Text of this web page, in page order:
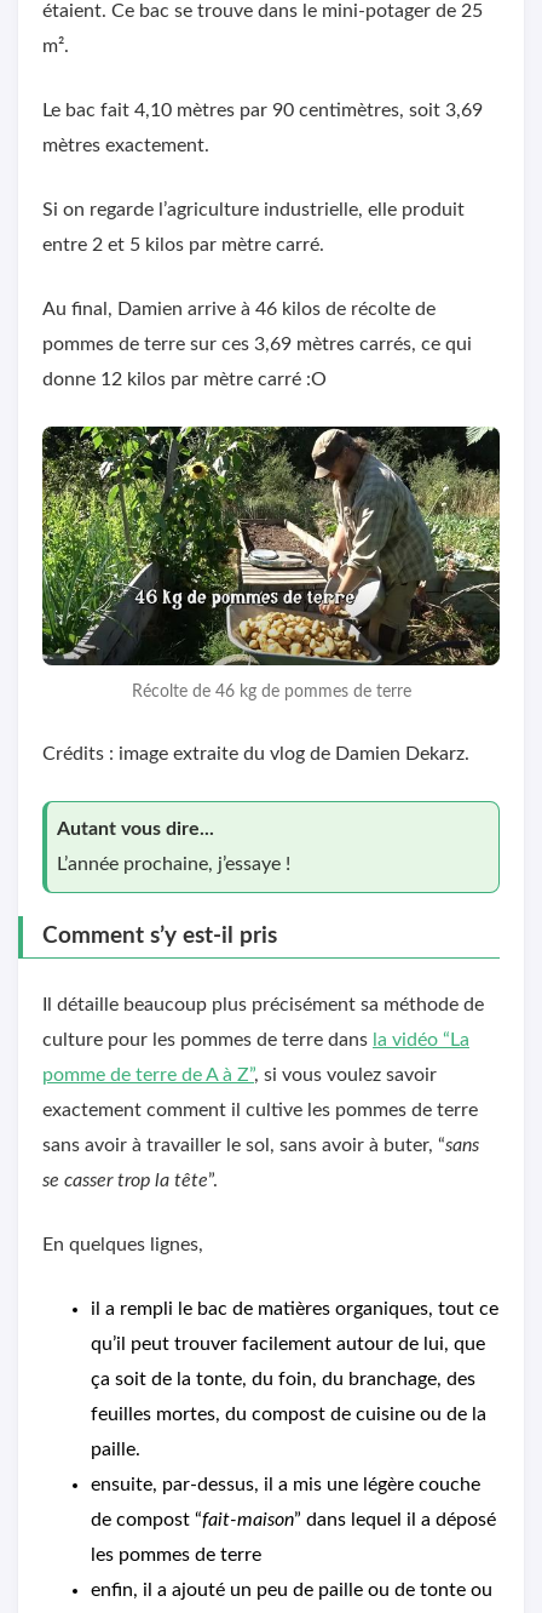
étaient. Ce bac se trouve dans le mini-potager de 25
m².
Le bac fait 4,10 mètres par 90 centimètres, soit 3,69
mètres exactement.
Si on regarde l’agriculture industrielle, elle produit
entre 2 et 5 kilos par mètre carré.
Au final, Damien arrive à 46 kilos de récolte de
pommes de terre sur ces 3,69 mètres carrés, ce qui
donne 12 kilos par mètre carré :O
Récolte de 46 kg de pommes de terre
Crédits : image extraite du vlog de Damien Dekarz.
Autant vous dire...
L’année prochaine, j’essaye !
Comment s’y est-il pris
Il détaille beaucoup plus précisément sa méthode de
culture pour les pommes de terre dans la vidéo “La
pomme de terre de A à Z”, si vous voulez savoir
exactement comment il cultive les pommes de terre
sans avoir à travailler le sol, sans avoir à buter, “sans
se casser trop la tête”.
En quelques lignes,
il a rempli le bac de matières organiques, tout ce
qu’il peut trouver facilement autour de lui, que
ça soit de la tonte, du foin, du branchage, des
feuilles mortes, du compost de cuisine ou de la
paille.
ensuite, par-dessus, il a mis une légère couche
de compost “fait-maison” dans lequel il a déposé
les pommes de terre
enfin, il a ajouté un peu de paille ou de tonte ou